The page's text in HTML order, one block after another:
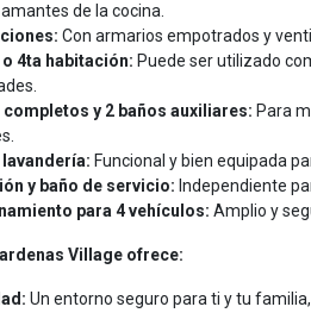
de la cocina.
Con armarios empotrados y
o 4ta habitación: Puede ser utilizado
completos y 2 baños auxiliares: Para
Funcional y bien equipada
y baño de servicio: Independiente
para 4 vehículos: Amplio y
Village ofrece:
Un entorno seguro para ti y tu